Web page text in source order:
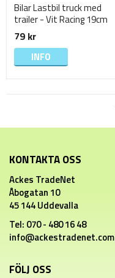
Bilar Lastbil truck med
trailer - Vit Racing 19cm
79 kr
INFO
KONTAKTA OSS
Ackes TradeNet
Åbogatan 10
45 144 Uddevalla
Tel: 070 - 480 16 48
info@ackestradenet.com
FÖLJ OSS